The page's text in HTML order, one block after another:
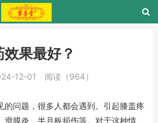
果最好？
12-01 阅读（964）
的问题，很多人都会遇到。引起膝盖疼
滑膜炎、半月板损伤等。对于这种情